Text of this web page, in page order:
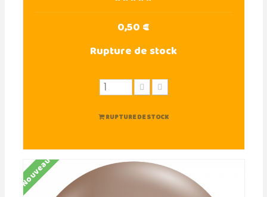
0,50 €
Rupture de stock
RUPTURE DE STOCK
Nouveau